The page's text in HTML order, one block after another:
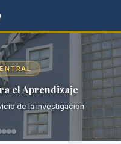
el Aprendizaje
de la investigación